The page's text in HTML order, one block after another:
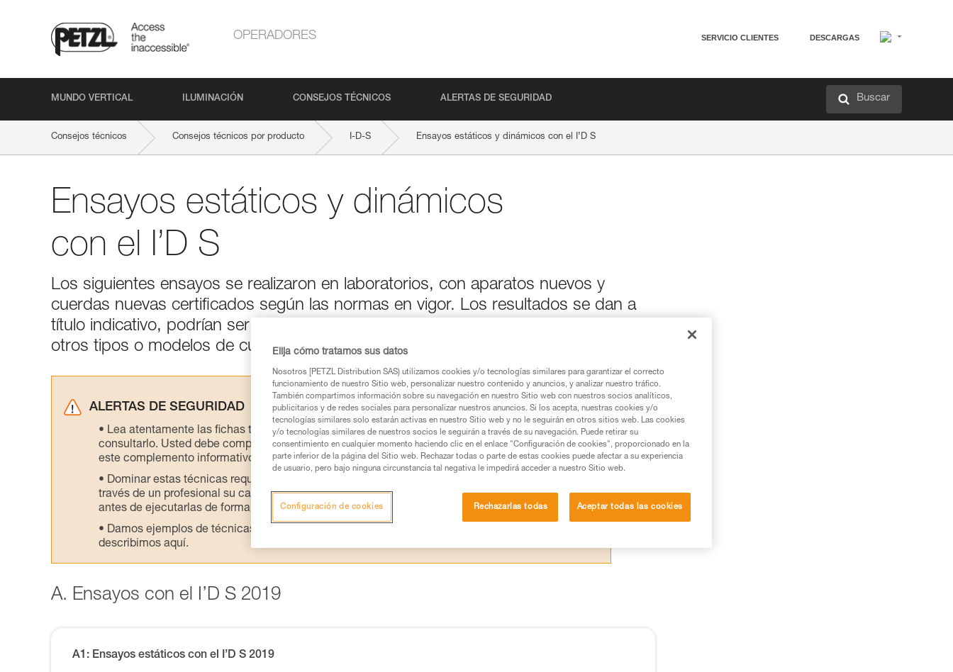
OPERADORES SERVICIO CLIENTES DESCARGAS
MUNDO VERTICAL ILUMINACIÓN CONSEJOS TÉCNICOS ALERTAS DE SEGURIDAD Buscar
Consejos técnicos Consejos técnicos por producto I-D-S Ensayos estáticos y dinámicos con el I’D S
Ensayos estáticos y dinámicos
con el I’D S
Los siguientes ensayos se realizaron en laboratorios, con aparatos nuevos y
cuerdas nuevas certificados según las normas en vigor. Los resultados se dan a
título indicativo, podrían ser diferentes con aparatos o cuerdas ya utilizadas, o con
otros tipos o modelos de cuerdas.
ALERTAS DE SEGURIDAD
Lea atentamente las fichas técnicas de los productos utilizados en este consejo antes de
consultarlo. Usted debe comprender la información de la ficha técnica para poder comprender
este complemento informativo.
Dominar estas técnicas requiere una formación y un entrenamiento específico. Confirme a
través de un profesional su capacidad para ejecutar estas técnicas, solo y con total seguridad,
antes de ejecutarlas de forma autónoma.
Damos ejemplos de técnicas relacionadas con su actividad. Pueden existir otras que no
describimos aquí.
A. Ensayos con el I’D S 2019
A1: Ensayos estáticos con el I’D S 2019
Elija cómo tratamos sus datos
Nosotros [PETZL Distribution SAS) utilizamos cookies y/o tecnologías similares para garantizar el correcto
funcionamiento de nuestro Sitio web, personalizar nuestro contenido y anuncios, y analizar nuestro tráfico.
También compartimos información sobre su navegación en nuestro Sitio web con nuestros socios analíticos,
publicitarios y de redes sociales para personalizar nuestros anuncios. Si los acepta, nuestras cookies y/o
tecnologías similares solo estarán activas en nuestro Sitio web y no le seguirán en otros sitios web. Las cookies
y/o tecnologías similares de nuestros socios le seguirán a través de su navegación. Puede retirar su
consentimiento en cualquier momento haciendo clic en el enlace "Configuración de cookies", proporcionado en la
parte inferior de la página del Sitio web. Rechazar todas o parte de estas cookies puede afectar a su experiencia
de usuario, pero bajo ninguna circunstancia tal negativa le impedirá acceder a nuestro Sitio web.
Rechazarlas todas Aceptar todas las cookies
Configuración de cookies